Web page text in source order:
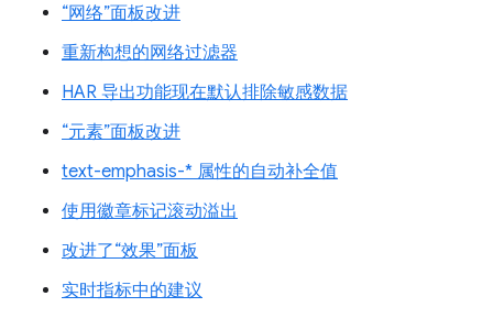
“网络”面板改进
重新构想的网络过滤器
HAR 导出功能现在默认排除敏感数据
“元素”面板改进
text-emphasis-* 属性的自动补全值
使用徽章标记滚动溢出
改进了“效果”面板
实时指标中的建议